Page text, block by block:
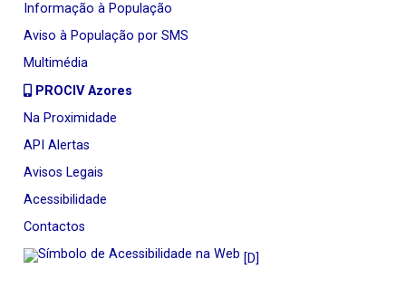
Informação à População
Aviso à População por SMS
Multimédia
PROCIV Azores
Na Proximidade
API Alertas
Avisos Legais
Acessibilidade
Contactos
[D]